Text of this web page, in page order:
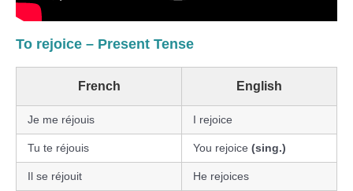
To rejoice – Present Tense
French English
Je me réjouis I rejoice
Tu te réjouis You rejoice (sing.)
Il se réjouit He rejoices